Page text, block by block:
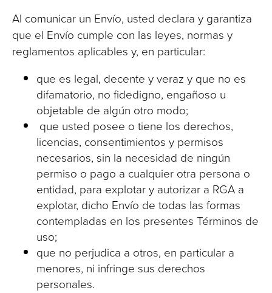
Al comunicar un Envío, usted declara y garantiza
que el Envío cumple con las leyes, normas y
reglamentos aplicables y, en particular:
que es legal, decente y veraz y que no es
difamatorio, no fidedigno, engañoso u
objetable de algún otro modo;
que usted posee o tiene los derechos,
licencias, consentimientos y permisos
necesarios, sin la necesidad de ningún
permiso o pago a cualquier otra persona o
entidad, para explotar y autorizar a RGA a
explotar, dicho Envío de todas las formas
contempladas en los presentes Términos de
uso;
que no perjudica a otros, en particular a
menores, ni infringe sus derechos
personales.